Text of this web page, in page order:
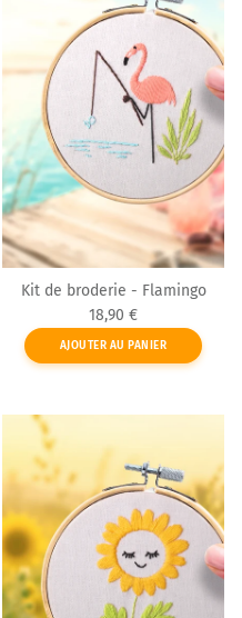
Kit de broderie - Flamingo
Prix habituel
18,90 €
AJOUTER AU PANIER